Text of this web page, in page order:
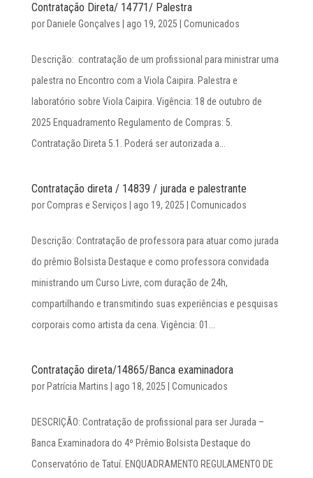
Contratação Direta/ 14771/ Palestra
por Daniele Gonçalves ago 19, 2025 Comunicados
Descrição: contratação de um profissional para ministrar uma
palestra no Encontro com a Viola Caipira. Palestra e
laboratório sobre Viola Caipira. Vigência: 18 de outubro de
2025 Enquadramento Regulamento de Compras: 5.
Contratação Direta 5.1. Poderá ser autorizada a...
Contratação direta / 14839 / jurada e palestrante
porCompras e Serviços ago 19, 2025 Comunicados
Descrição: Contratação de professora para atuar como jurada
do prêmio Bolsista Destaque e como professora convidada
ministrando um Curso Livre, com duração de 24h,
compartilhando e transmitindo suas experiências e pesquisas
corporais como artista da cena. Vigência: 01...
Contratação direta/14865/Banca examinadora
por Patrícia Martins ago 18, 2025 Comunicados
DESCRIÇÃO: Contratação de profissional para ser Jurada –
Banca Examinadora do 4º Prêmio Bolsista Destaque do
Conservatório de Tatuí. ENQUADRAMENTO REGULAMENTO DE